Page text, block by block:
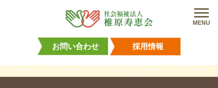
お問い合わせ 採用情報
MENU